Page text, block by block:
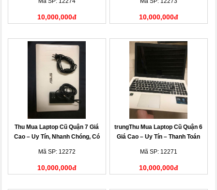
10,000,000đ 10,000,000đ
Thu Mua Laptop Cũ Quận 7 Giá
Cao – Uy Tín, Nhanh Chóng, Có
Mã SP: 12272
10,000,000đ
trungThu Mua Laptop Cũ Quận 6
Giá Cao – Uy Tín – Thanh Toán
Mã SP: 12271
10,000,000đ